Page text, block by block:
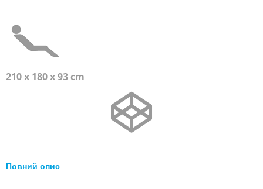
210 x 180 x 93 cm
Повний опис